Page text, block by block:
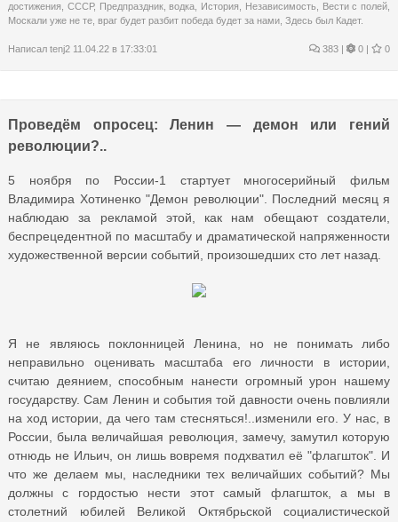
достижения
СССР, Предпраздник,водка История Независимость Вести с полей
Москали уже не те враг будет разбит победа будет за нами Здесь был Кадет.
Написал tenj2 11.04.22 в 17:33:01 383 | 0 | 0
Проведём опросец: Ленин — демон или гений
революции?..
5 ноября по России-1 стартует многосерийный фильм
Владимира Хотиненко "Демон революции". Последний месяц я
наблюдаю за рекламой этой, как нам обещают создатели,
беспрецедентной по масштабу и драматической напряженности
художественной версии событий, произошедших сто лет назад.
Я не являюсь поклонницей Ленина, но не понимать либо
неправильно оценивать масштаба его личности в истории,
считаю деянием, способным нанести огромный урон нашему
государству. Сам Ленин и события той давности очень повлияли
на ход истории, да чего там стесняться!..изменили его. У нас, в
России, была величайшая революция, замечу, замутил которую
отнюдь не Ильич, он лишь вовремя подхватил её "флагшток". И
что же делаем мы, наследники тех величайших событий? Мы
должны с гордостью нести этот самый флагшток, а мы в
столетний юбилей Великой Октябрьской социалистической